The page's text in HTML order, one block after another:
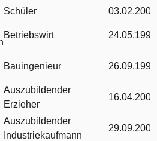
Schüler 03.02.2004
Betriebswirt 24.05.1995
Bauingenieur 26.09.1998
Auszubildender
Erzieher
16.04.2001
Auszubildender
Industriekaufmann
29.09.2001